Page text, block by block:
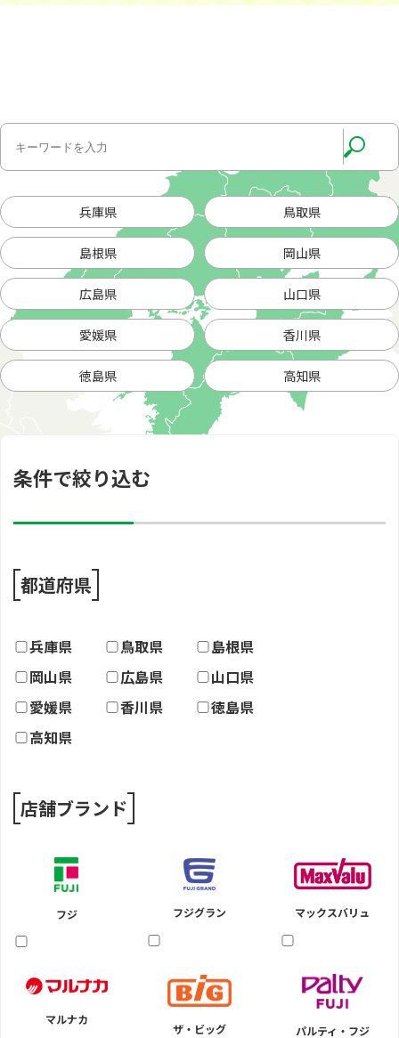
兵庫県 鳥取県
島根県 岡山県
広島県 山口県
愛媛県 香川県
徳島県 高知県
条件で絞り込む
都道府県
兵庫県 鳥取県
島根県
岡山県
広島県
山口県
愛媛県
香川県
徳島県
高知県
店舗ブランド
フジ フジグラン マックスバリュ
マルナカ
ザ・ビッグ パルティ・フジ